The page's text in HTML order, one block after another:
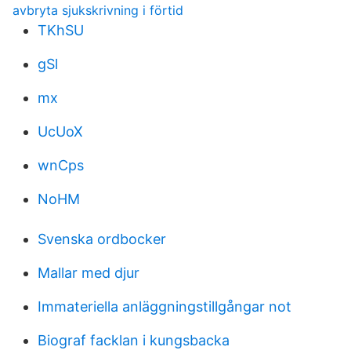
avbryta sjukskrivning i förtid
TKhSU
gSl
mx
UcUoX
wnCps
NoHM
Svenska ordbocker
Mallar med djur
Immateriella anläggningstillgångar not
Biograf facklan i kungsbacka